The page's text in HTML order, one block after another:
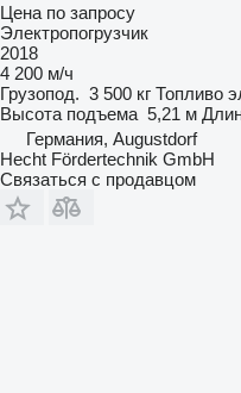
Цена по запросу
Электропогрузчик
2018
4 200 м/ч
Грузопод. 3 500 кг Топливо
Высота подъема 5,21 м
Германия, Augustdorf
Hecht Fördertechnik GmbH
Связаться с продавцом